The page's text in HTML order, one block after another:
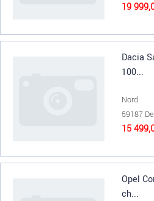
19
Dacia
100...
Nord
59187
15
Opel
ch...